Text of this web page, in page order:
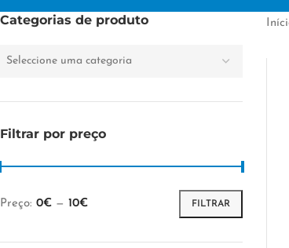
Categorias de produto
Seleccione uma categoria
Filtrar por preço
FILTRAR
Preço: 0€ — 10€